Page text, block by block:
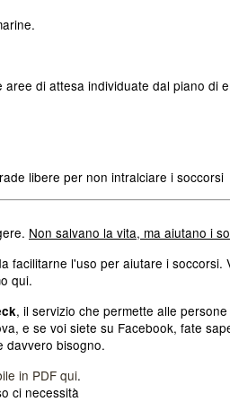
di attesa individuate dal piano di
libere per non intralciare i soccorsi
Non salvano la vita, ma aiutano i
facilitarne l'uso per aiutare i soccorsi.
qui.
, il servizio che permette alle
e se voi siete su Facebook, fate
davvero bisogno.
in PDF qui.
ci necessità